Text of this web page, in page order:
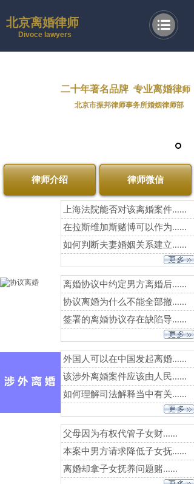
北京离婚律师
Divoce lawyers
二十年著名品牌 专业离婚律师
北京市振邦律师事务所婚姻律师部
律师微信
律师介绍
上海法院能否对该离婚案件......
在拉斯维加斯赌博可以作为......
如何判断夫妻婚姻关系建立......
离婚协议中约定男方离婚后......
协议离婚为什么不能全部撤......
签署的离婚协议存在缺陷导......
外国人可以在中国发起离婚......
该涉外离婚案件应该由人民......
如何理解司法解释当中有关......
父母因为有权代管子女财......
本案中男方请求降低子女抚......
离婚却拿子女抚养问题赌......